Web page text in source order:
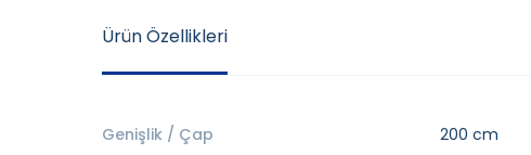
Ürün Özellikleri
Genişlik / Çap 200 cm